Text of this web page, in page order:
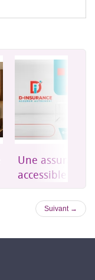
Une
accessible à
Suivant →